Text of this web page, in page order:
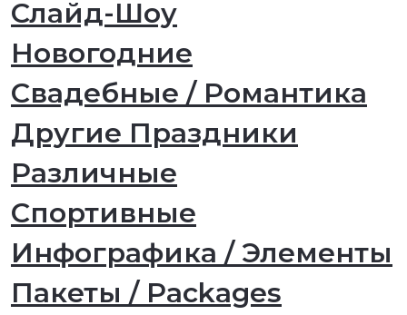
Слайд-Шоу
Новогодние
Свадебные / Романтика
Другие Праздники
Различные
Спортивные
Инфографика / Элементы
Пакеты / Packages